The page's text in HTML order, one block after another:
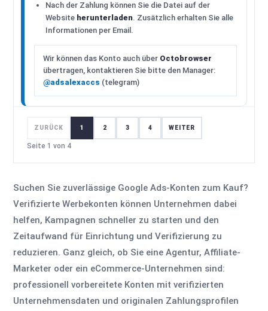
Nach der Zahlung können Sie die Datei auf der
Website herunterladen. Zusätzlich erhalten Sie alle
Informationen per Email.
Wir können das Konto auch über Octobrowser
übertragen, kontaktieren Sie bitte den Manager:
@adsalexaccs (telegram)
ZURÜCK 1 2 3 4 WEITER
Seite 1 von 4
Suchen Sie zuverlässige Google Ads-Konten zum Kauf?
Verifizierte Werbekonten können Unternehmen dabei
helfen, Kampagnen schneller zu starten und den
Zeitaufwand für Einrichtung und Verifizierung zu
reduzieren. Ganz gleich, ob Sie eine Agentur, Affiliate-
Marketer oder ein eCommerce-Unternehmen sind:
professionell vorbereitete Konten mit verifizierten
Unternehmensdaten und originalen Zahlungsprofilen